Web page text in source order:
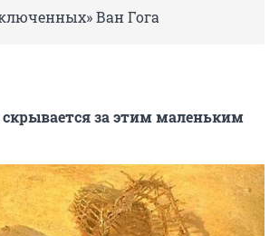
Ван Гога
за этим маленьким